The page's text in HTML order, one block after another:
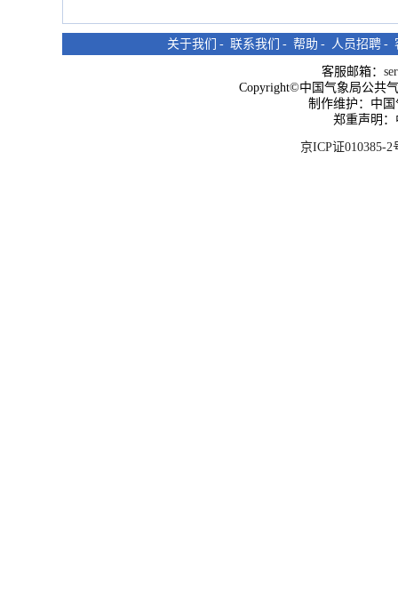
关于我们 - 联系我们 - 帮助 - 人员招聘 -
客服邮箱：
Copyright©中国气象局公共
制作维护：中
郑重声明
京ICP证010385-2